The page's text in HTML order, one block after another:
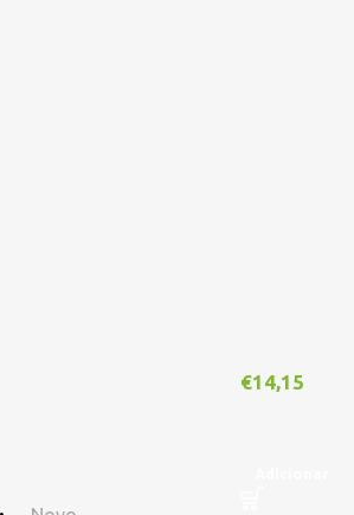
€14,15